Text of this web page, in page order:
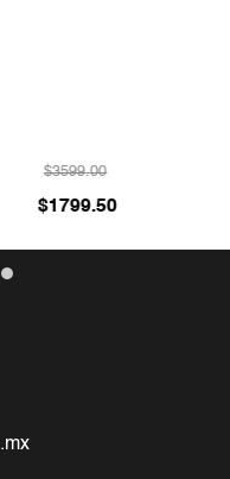
$3599.00
$1799.50